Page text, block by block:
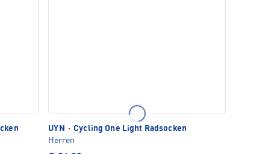
UYN · Cycling One Light Radsocken
Herren